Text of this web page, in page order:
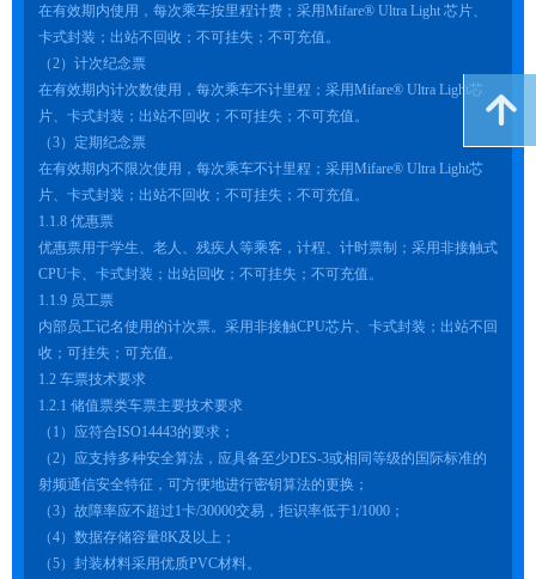
在有效期内使用，每次乘车按里程计费；采用Mifare® Ultra Light 芯片、
卡式封装；出站不回收；不可挂失；不可充值。
（2）计次纪念票
在有效期内计次数使用，每次乘车不计里程；采用Mifare® Ultra Light芯
片、卡式封装；出站不回收；不可挂失；不可充值。
（3）定期纪念票
在有效期内不限次使用，每次乘车不计里程；采用Mifare® Ultra Light芯
片、卡式封装；出站不回收；不可挂失；不可充值。
1.1.8 优惠票
优惠票用于学生、老人、残疾人等乘客，计程、计时票制；采用非接触式
CPU卡、卡式封装；出站回收；不可挂失；不可充值。
1.1.9 员工票
内部员工记名使用的计次票。采用非接触CPU芯片、卡式封装；出站不回
收；可挂失；可充值。
1.2 车票技术要求
1.2.1 储值票类车票主要技术要求
（1）应符合ISO14443的要求；
（2）应支持多种安全算法，应具备至少DES-3或相同等级的国际标准的
射频通信安全特征，可方便地进行密钥算法的更换；
（3）故障率应不超过1卡/30000交易，拒识率低于1/1000；
（4）数据存储容量8K及以上；
（5）封装材料采用优质PVC材料。
녕